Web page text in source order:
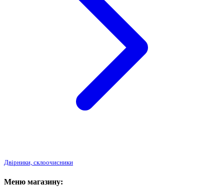
Двірники, склоочисники
Меню магазину: